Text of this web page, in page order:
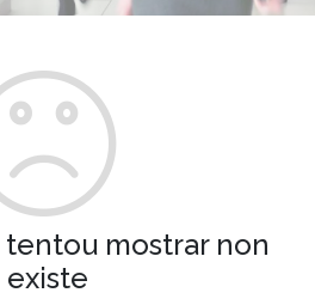
tentou mostrar non
existe